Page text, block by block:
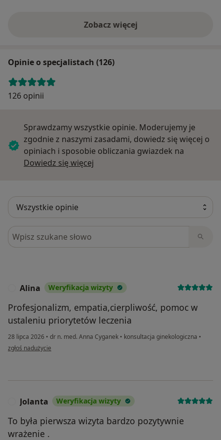
Zobacz więcej
Opinie o specjalistach (126)
126 opinii
Sprawdzamy wszystkie opinie. Moderujemy je
zgodnie z naszymi zasadami, dowiedz się więcej o
opiniach i sposobie obliczania gwiazdek na
Dowiedz się więcej
Szukaj w opiniach
Alina Weryfikacja wizyty
Profesjonalizm, empatia,cierpliwość, pomoc w
ustaleniu priorytetów leczenia
28 lipca 2026 • dr n. med. Anna Cyganek • konsultacja ginekologiczna •
w opinii użytkownika Alina
zgłoś nadużycie
Jolanta Weryfikacja wizyty
To była pierwsza wizyta bardzo pozytywnie
wrażenie .